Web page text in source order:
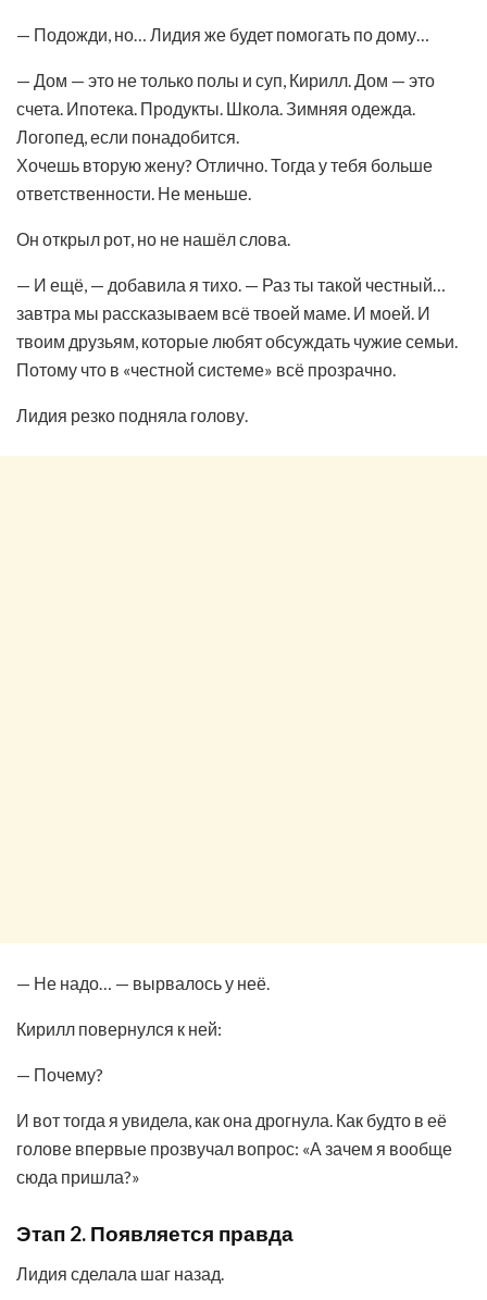
— Подожди, но… Лидия же будет помогать по дому…
— Дом — это не только полы и суп, Кирилл. Дом — это
счета. Ипотека. Продукты. Школа. Зимняя одежда.
Логопед, если понадобится.
Хочешь вторую жену? Отлично. Тогда у тебя больше
ответственности. Не меньше.
Он открыл рот, но не нашёл слова.
— И ещё, — добавила я тихо. — Раз ты такой честный…
завтра мы рассказываем всё твоей маме. И моей. И
твоим друзьям, которые любят обсуждать чужие семьи.
Потому что в «честной системе» всё прозрачно.
Лидия резко подняла голову.
— Не надо… — вырвалось у неё.
Кирилл повернулся к ней:
— Почему?
И вот тогда я увидела, как она дрогнула. Как будто в её
голове впервые прозвучал вопрос: «А зачем я вообще
сюда пришла?»
Этап 2. Появляется правда
Лидия сделала шаг назад.